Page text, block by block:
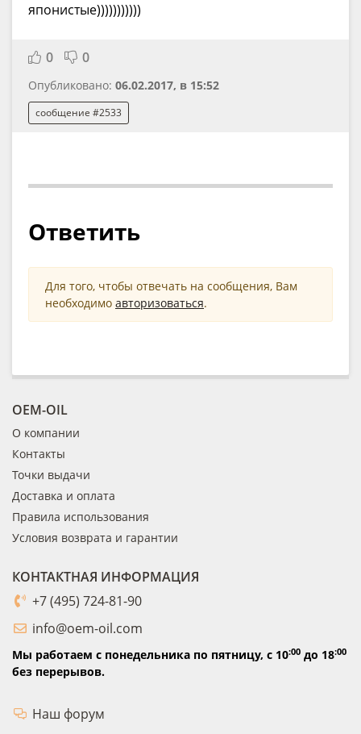
японистые)))))))))))
0 0
Опубликовано: 06.02.2017, в 15:52
сообщение #2533
Ответить
Для того, чтобы отвечать на сообщения, Вам
необходимо авторизоваться.
OEM-OIL
О компании
Контакты
Точки выдачи
Доставка и оплата
Правила использования
Условия возврата и гарантии
КОНТАКТНАЯ ИНФОРМАЦИЯ
+7 (495) 724-81-90
info@oem-oil.com
Мы работаем с понедельника по пятницу, с 10:00 до 18:00
без перерывов.
Наш форум